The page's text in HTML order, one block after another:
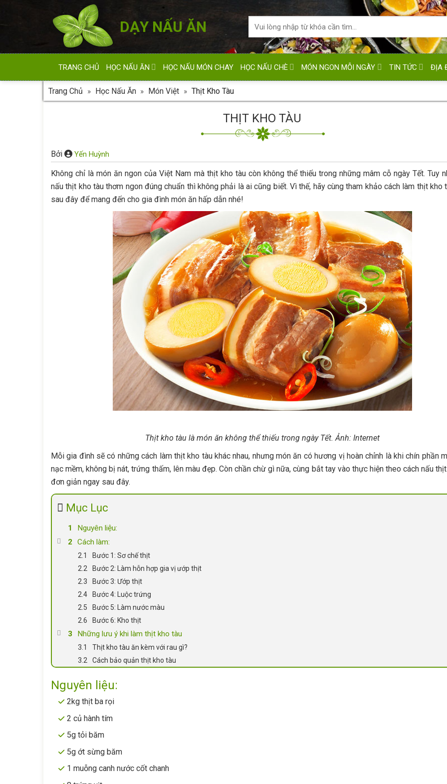
DẠY NẤU ĂN
TRANG CHỦ HỌC NẤU ĂN HỌC NẤU MÓN CHAY HỌC NẤU CHÈ MÓN NGON MỖI NGÀY TIN TỨC ĐỊA
Trang Chủ » Học Nấu Ăn » Món Việt » Thịt Kho Tàu
THỊT KHO TÀU
Bởi Yến Huỳnh
Không chỉ là món ăn ngon của Việt Nam mà thịt kho tàu còn không thể thiếu trong những mâm cỗ ngày Tết. Tuy
nấu thịt kho tàu thơm ngon đúng chuẩn thì không phải là ai cũng biết. Vì thế, hãy cùng tham khảo cách làm thịt kho
sau đây để mang đến cho gia đình món ăn hấp dẫn nhé!
Thịt kho tàu là món ăn không thể thiếu trong ngày Tết. Ảnh: Internet
Mỗi gia đình sẽ có những cách làm thịt kho tàu khác nhau, nhưng món ăn có hương vị hoàn chỉnh là khi chín phần
nạc mềm, không bị nát, trứng thấm, lên màu đẹp. Còn chần chừ gì nữa, cùng bắt tay vào thực hiện theo cách nấu
đơn giản ngay sau đây.
Mục Lục
Nguyên liệu:
Cách làm:
Bước 1: Sơ chế thịt
Bước 2: Làm hỗn hợp gia vị ướp thịt
Bước 3: Ướp thịt
Bước 4: Luộc trứng
Bước 5: Làm nước màu
Bước 6: Kho thịt
Những lưu ý khi làm thịt kho tàu
Thịt kho tàu ăn kèm với rau gì?
Cách bảo quản thịt kho tàu
Nguyên liệu:
2kg thịt ba rọi
2 củ hành tím
5g tỏi băm
5g ớt sừng băm
1 muỗng canh nước cốt chanh